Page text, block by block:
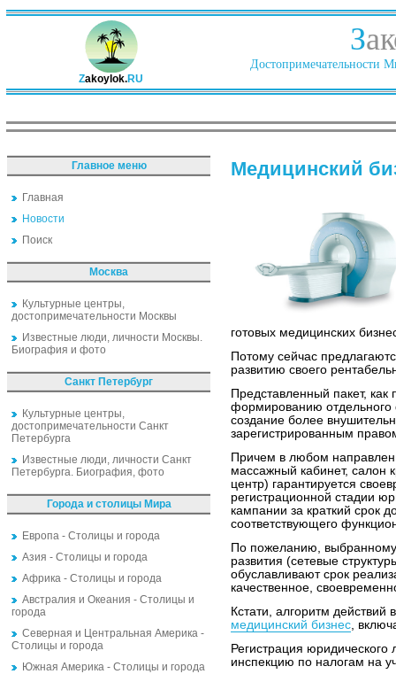
Zakoylok.RU
З
Достопримечательности
Главное меню
Главная
Новости
Поиск
Москва
Культурные центры,
достопримечательности Москвы
Известные люди, личности Москвы.
Биография и фото
Санкт Петербург
Культурные центры,
достопримечательности Санкт
Петербурга
Известные люди, личности Санкт
Петербурга. Биография, фото
Города и столицы Мира
Европа - Столицы и города
Азия - Столицы и города
Африка - Столицы и города
Австралия и Океания - Столицы и
города
Северная и Центральная Америка -
Столицы и города
Южная Америка - Столицы и города
Медицинский
готовых медицинских
Потому сейчас
развитию своего
Представленный пакет,
формированию
создание более
зарегистрированным
Причем в любом
массажный кабинет, салон
центр) гарантируется
регистрационной стадии
кампании за краткий срок
соответствующего
По пожеланию,
развития (сетевые
обуславливают срок
качественное,
Кстати, алгоритм действий
медицинский бизнес,
Регистрация
инспекцию по налогам на